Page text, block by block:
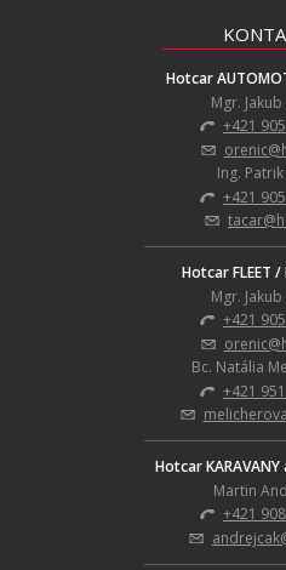
Hotcar
Mgr.
+421
Ing.
+421
Hotcar FLEET
Mgr.
+421
Bc. Natália
+421
Hotcar
Martin
+421